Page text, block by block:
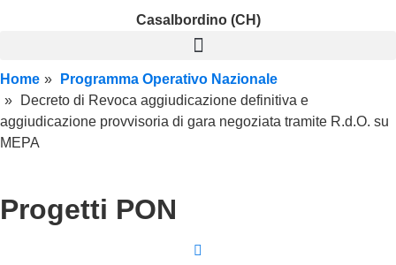
Casalbordino (CH)
Home
Programma Operativo Nazionale
Decreto di Revoca aggiudicazione definitiva e
aggiudicazione provvisoria di gara negoziata tramite R.d.O. su
MEPA
Progetti PON